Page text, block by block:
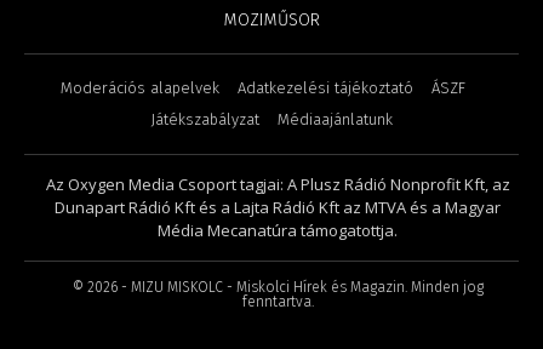
MOZIMŰSOR
Moderációs alapelvek Adatkezelési tájékoztató
ÁSZF
Játékszabályzat
Médiaajánlatunk
Az Oxygen Media Csoport tagjai: A Plusz Rádió Nonprofit Kft, az
Dunapart Rádió Kft és a Lajta Rádió Kft az MTVA és a Magyar
Média Mecanatúra támogatottja.
© 2026- MIZU MISKOLC - Miskolci Hírek és Magazin. Minden jog
fenntartva.